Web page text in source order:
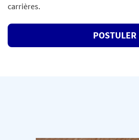
carrières.
POSTULER